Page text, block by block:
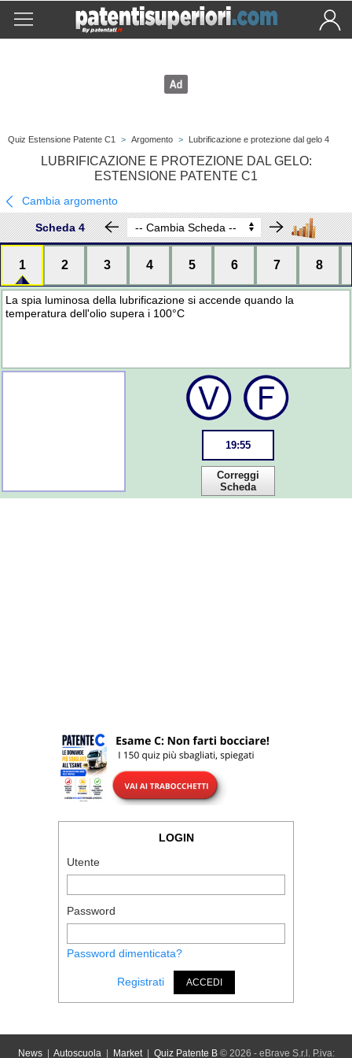
Quiz Estensione Patente C1 > Argomento > Lubrificazione e protezione dal gelo 4
LUBRIFICAZIONE E PROTEZIONE DAL GELO:
ESTENSIONE PATENTE C1
Cambia argomento
Scheda 4
1 2 3 4 5 6 7 8
La spia luminosa della lubrificazione si accende quando la
temperatura dell'olio supera i 100°C
19:55
Correggi
Scheda
LOGIN
Utente
Password
Password dimenticata?
Registrati ACCEDI
News| Autoscuola| Market| Quiz Patente B© 2026 - eBrave S.r.l. P.iva: